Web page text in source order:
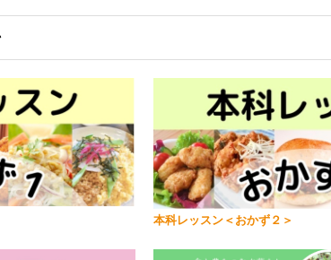
本科レッスン＜おかず２＞